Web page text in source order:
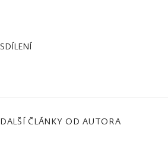
SDÍLENÍ
DALŠÍ ČLÁNKY OD AUTORA